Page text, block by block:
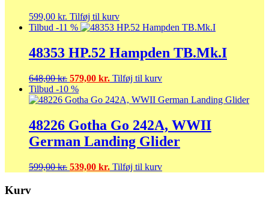
599,00 kr. Tilføj til kurv
Tilbud -11 %
48353 HP.52 Hampden TB.Mk.I
648,00kr. Den
oprindelige
pris
648,00 kr..
579,00 kr. Den
pris
579,00 kr..
Tilføj til kurv
Tilbud -10 %
48226 Gotha Go 242A, WWII
German Landing Glider
599,00kr. Den
539,00 kr. Den
Tilføj til kurv
Kurv